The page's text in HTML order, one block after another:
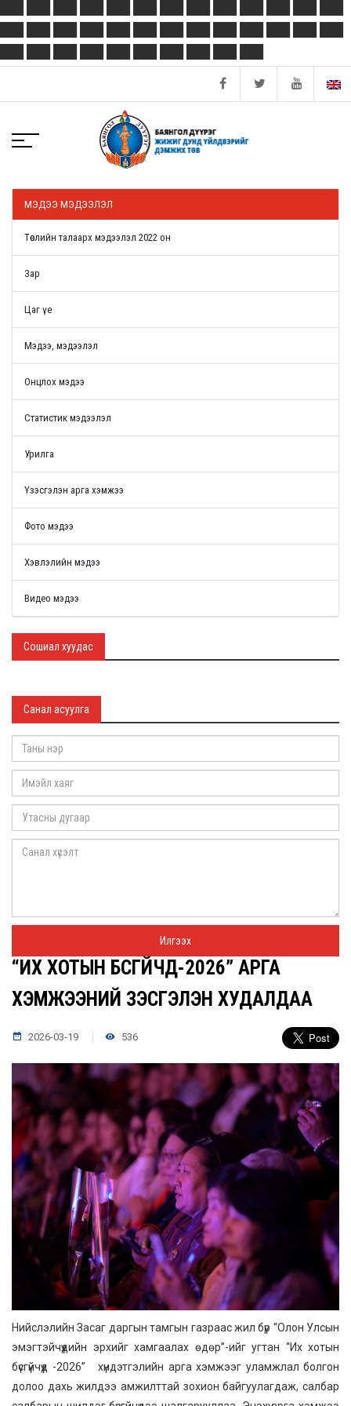
МЭДЭЭ МЭДЭЭЛЭЛ
Төслийн талаарх мэдээлэл 2022 он
Зар
Цаг үе
Мэдээ, мэдээлэл
Онцлох мэдээ
Статистик мэдээлэл
Урилга
Үзэсгэлэн арга хэмжээ
Фото мэдээ
Хэвлэлийн мэдээ
Видео мэдээ
Сошиал хуудас
Санал асуулга
“ИХ ХОТЫН БҮСГҮЙЧҮҮД-2026” АРГА
ХЭМЖЭЭНИЙ ҮЗЭСГЭЛЭН ХУДАЛДАА
2026-03-19 536
Нийслэлийн Засаг даргын тамгын газраас жил бүр “Олон Улсын
эмэгтэйчүүдийн эрхийг хамгаалах өдөр”-ийг угтан “Их хотын
бүсгүйчүүд -2026” хүндэтгэлийн арга хэмжээг уламжлал болгон
долоо дахь жилдээ амжилттай зохион байгуулагдаж, салбар